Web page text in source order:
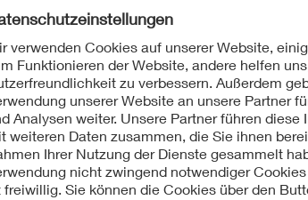
Europäisch
EN 50085-2-3:1999-06